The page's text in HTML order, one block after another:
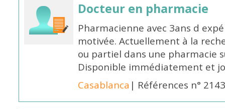
Docteur en pharmacie
Pharmacienne avec 3ans d
motivée. Actuellement à la
ou partiel dans une pharmacie
Disponible immédiatement et
Casablanca | Références n°